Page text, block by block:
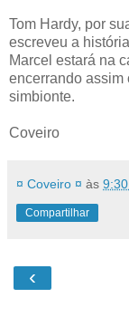
Tom Hardy, por
escreveu a
Marcel estará na
encerrando assim
simbionte.
Coveiro
¤ Coveiro ¤ às
Compartilhar
‹